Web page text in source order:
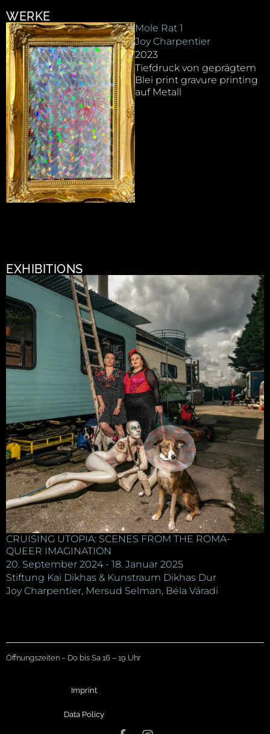
WERKE
Mole Rat 1
Joy Charpentier
2023
Tiefdruck von geprägtem
Blei print gravure printing
auf Metall
EXHIBITIONS
CRUISING UTOPIA: SCENES FROM THE ROMA-
QUEER IMAGINATION
20. September 2024 - 18. Januar 2025
Stiftung Kai Dikhas & Kunstraum Dikhas Dur
Joy Charpentier, Mersud Selman, Béla Váradi
Öffnungszeiten – Do bis Sa 16 – 19 Uhr
Imprint
Data Policy